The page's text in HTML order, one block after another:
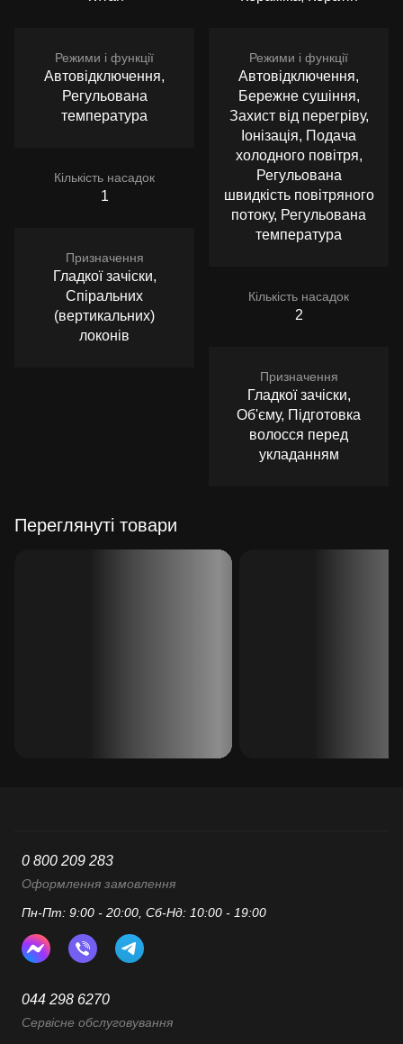
Режими і функції
Автовідключення,
Регульована
температура
Кількість насадок
1
Призначення
Гладкої зачіски,
Спіральних
(вертикальних)
локонів
Режими і функції
Автовідключення,
Бережне сушіння,
Захист від перегріву,
Іонізація, Подача
холодного повітря,
Регульована
швидкість повітряного
потоку, Регульована
температура
Кількість насадок
2
Призначення
Гладкої зачіски,
Об'єму, Підготовка
волосся перед
укладанням
Переглянуті товари
0 800 209 283
Оформлення замовлення
Пн-Пт: 9:00 - 20:00, Сб-Нд: 10:00 - 19:00
044 298 6270
Сервісне обслуговування